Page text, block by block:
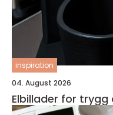
inspiration
04. August 2026
Elbillader for